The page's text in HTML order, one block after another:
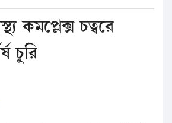
কমপ্লেক্স চত্বরে
চুরি